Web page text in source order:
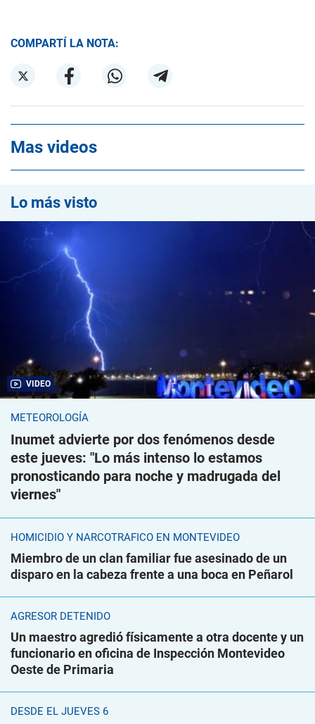
COMPARTÍ LA NOTA:
Mas videos
Lo más visto
VIDEO
METEOROLOGÍA
Inumet advierte por dos fenómenos desde
este jueves: "Lo más intenso lo estamos
pronosticando para noche y madrugada del
viernes"
HOMICIDIO Y NARCOTRÁFICO EN MONTEVIDEO
Miembro de un clan familiar fue asesinado de un
disparo en la cabeza frente a una boca en Peñarol
AGRESOR DETENIDO
Un maestro agredió físicamente a otra docente y un
funcionario en oficina de Inspección Montevideo
Oeste de Primaria
DESDE EL JUEVES 6